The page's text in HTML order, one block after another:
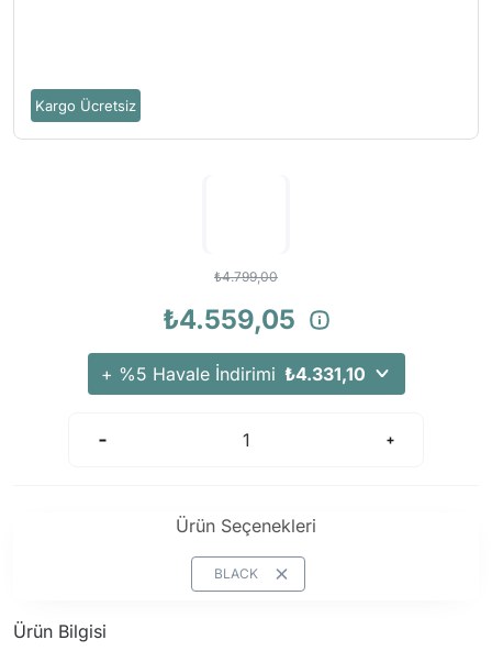
Kargo Ücretsiz
₺4.799,00
₺4.559,05
+ %5 Havale İndirimi ₺4.331,10
Ürün Seçenekleri
BLACK
Ürün Bilgisi